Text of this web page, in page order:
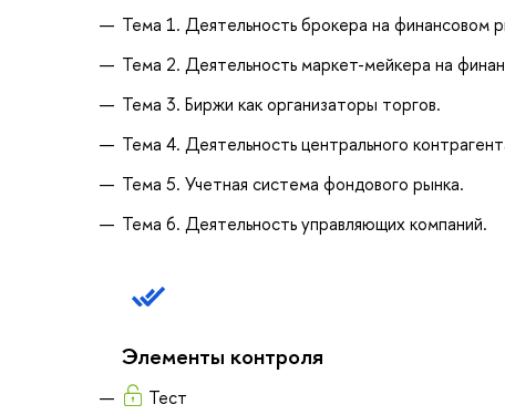
Тема 1. Деятельность брокера на финансовом
Тема 2. Деятельность маркет-мейкера на
Тема 3. Биржи как организаторы торгов.
Тема 4. Деятельность центрального
Тема 5. Учетная система фондового рынка.
Тема 6. Деятельность управляющих компаний.
Элементы контроля
Тест